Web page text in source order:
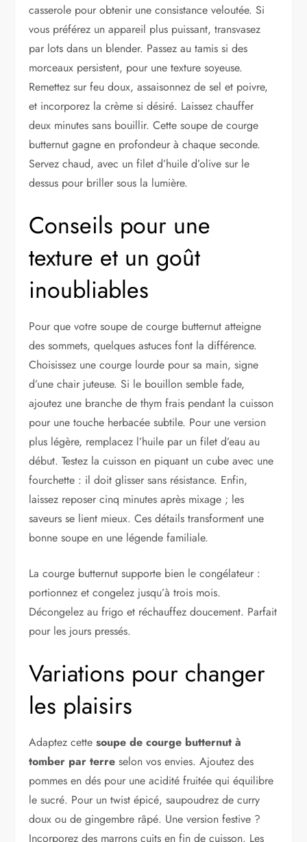
casserole pour obtenir une consistance veloutée. Si
vous préférez un appareil plus puissant, transvasez
par lots dans un blender. Passez au tamis si des
morceaux persistent, pour une texture soyeuse.
Remettez sur feu doux, assaisonnez de sel et poivre,
et incorporez la crème si désiré. Laissez chauffer
deux minutes sans bouillir. Cette soupe de courge
butternut gagne en profondeur à chaque seconde.
Servez chaud, avec un filet d’huile d’olive sur le
dessus pour briller sous la lumière.
Conseils pour une
texture et un goût
inoubliables
Pour que votre soupe de courge butternut atteigne
des sommets, quelques astuces font la différence.
Choisissez une courge lourde pour sa main, signe
d’une chair juteuse. Si le bouillon semble fade,
ajoutez une branche de thym frais pendant la cuisson
pour une touche herbacée subtile. Pour une version
plus légère, remplacez l’huile par un filet d’eau au
début. Testez la cuisson en piquant un cube avec une
fourchette : il doit glisser sans résistance. Enfin,
laissez reposer cinq minutes après mixage ; les
saveurs se lient mieux. Ces détails transforment une
bonne soupe en une légende familiale.
La courge butternut supporte bien le congélateur :
portionnez et congelez jusqu’à trois mois.
Décongelez au frigo et réchauffez doucement. Parfait
pour les jours pressés.
Variations pour changer
les plaisirs
Adaptez cettesoupe de courge butternut à
tomber par terre selon vos envies. Ajoutez des
pommes en dés pour une acidité fruitée qui équilibre
le sucré. Pour un twist épicé, saupoudrez de curry
doux ou de gingembre râpé. Une version festive ?
Incorporez des marrons cuits en fin de cuisson. Les